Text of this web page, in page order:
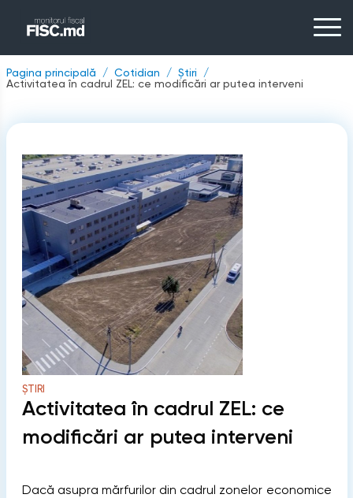
Pagina principală Cotidian
Știri
Activitatea în cadrul ZEL: ce modificări ar putea interveni
ȘTIRI
Activitatea în cadrul ZEL: ce
modificări ar putea interveni
Dacă asupra mărfurilor din cadrul zonelor economice